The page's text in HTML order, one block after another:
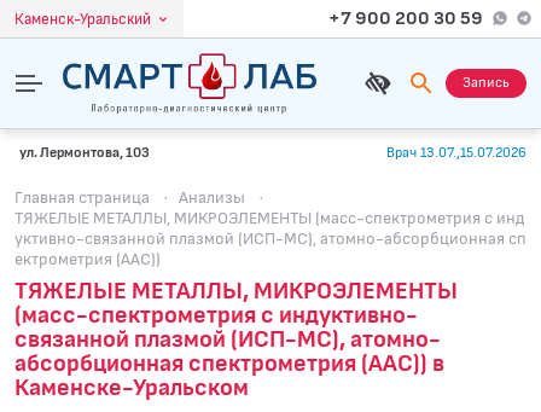
Каменск-Уральский +7 900 200 30 59
Запись
ул. Лермонтова, 103 Врач 13.07.,15.07.2026
Главная страница · Анализы
·
ТЯЖЕЛЫЕ МЕТАЛЛЫ, МИКРОЭЛЕМЕНТЫ (масс-спектрометрия с инд
уктивно-связанной плазмой (ИСП-МС), атомно-абсорбционная сп
ектрометрия (ААС))
ТЯЖЕЛЫЕ МЕТАЛЛЫ, МИКРОЭЛЕМЕНТЫ
(масс-спектрометрия с индуктивно-
связанной плазмой (ИСП-МС), атомно-
абсорбционная спектрометрия (ААС)) в
Каменске-Уральском